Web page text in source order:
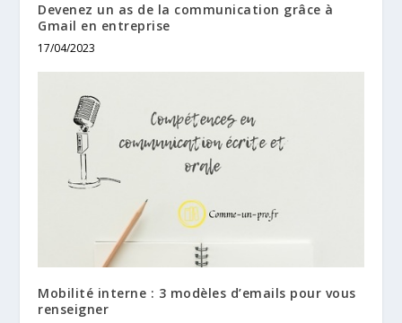
Devenez un as de la communication grâce à
Gmail en entreprise
17/04/2023
Mobilité interne : 3 modèles d’emails pour vous
renseigner